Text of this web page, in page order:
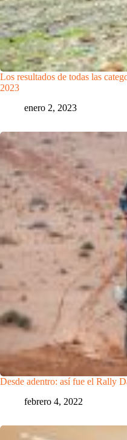
Los resultados de todas las
2023
enero 2, 2023
Desde adentro: así fue el Rally
febrero 4, 2022